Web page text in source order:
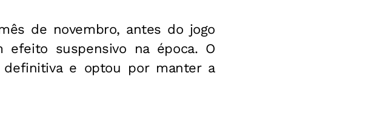
de novembro, antes do jogo
efeito suspensivo na época. O
e optou por manter a